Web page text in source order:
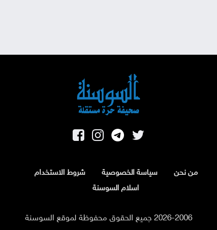
من نحن سياسة الخصوصية
شروط الاستخدام
اسلام السوسنة
2026-2006 جميع الحقوق محفوظة لموقع السوسنة